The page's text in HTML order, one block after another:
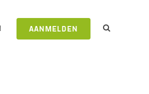
AANMELDEN